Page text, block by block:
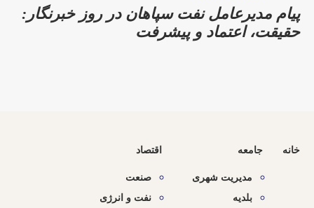
پیام مدیرعامل نفت سپاهان در روز خبرنگار:
حقیقت، اعتماد و پیشرفت
خانه جامعه
مدیریت شهری
بلدیه
اقتصاد
صنعت
نفت و انرژی